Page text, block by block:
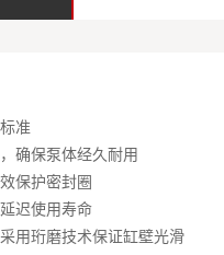
准
确保泵体经久耐用
保护密封圈
迟使用寿命
用珩磨技术保证缸壁光滑